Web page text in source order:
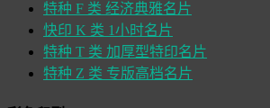
特种 F 类 经济典雅名片
快印 K 类 1小时名片
特种 T 类 加厚型特印名片
特种 Z 类 专版高档名片